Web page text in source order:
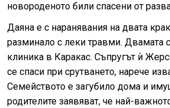
новороденото били спасени от
Даяна е с наранявания на двата
разминало с леки травми. Двамата
клиника в Каракас. Съпругът ѝ
се спаси при срутването, нарече
Семейството е загубило дома и
родителите заявяват, че най-